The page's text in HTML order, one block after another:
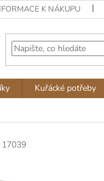
K NÁKUPU
Kuřácké potřeby
17039